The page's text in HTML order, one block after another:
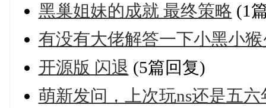
黑巢姐妹的成就 最终策略 (1
有没有大佬解答一下小黑小
开源版 闪退 (5篇回复)
萌新发问，上次玩ns还是五六